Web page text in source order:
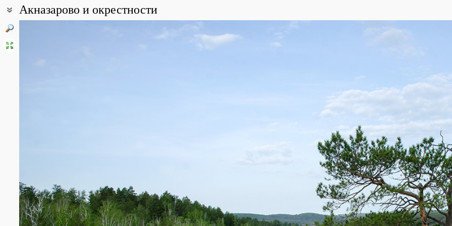
Акназарово и окрестности
51° 54′ 02.45″ N, 57° 36′ 05.75″ E (view at maps of
Google,OpenStreetMap